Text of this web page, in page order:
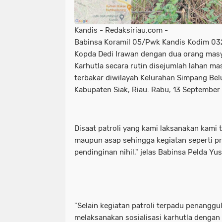
Kandis - Redaksiriau.com -
Babinsa Koramil 05/Pwk Kandis Kodim
Kopda Dedi Irawan dengan dua orang
Karhutla secara rutin disejumlah lahan
terbakar diwilayah Kelurahan Simpang
Kabupaten Siak, Riau. Rabu, 13
Disaat patroli yang kami laksanakan
maupun asap sehingga kegiatan seperti
pendinginan nihil," jelas Babinsa Pelda
"Selain kegiatan patroli terpadu
melaksanakan sosialisasi karhutla